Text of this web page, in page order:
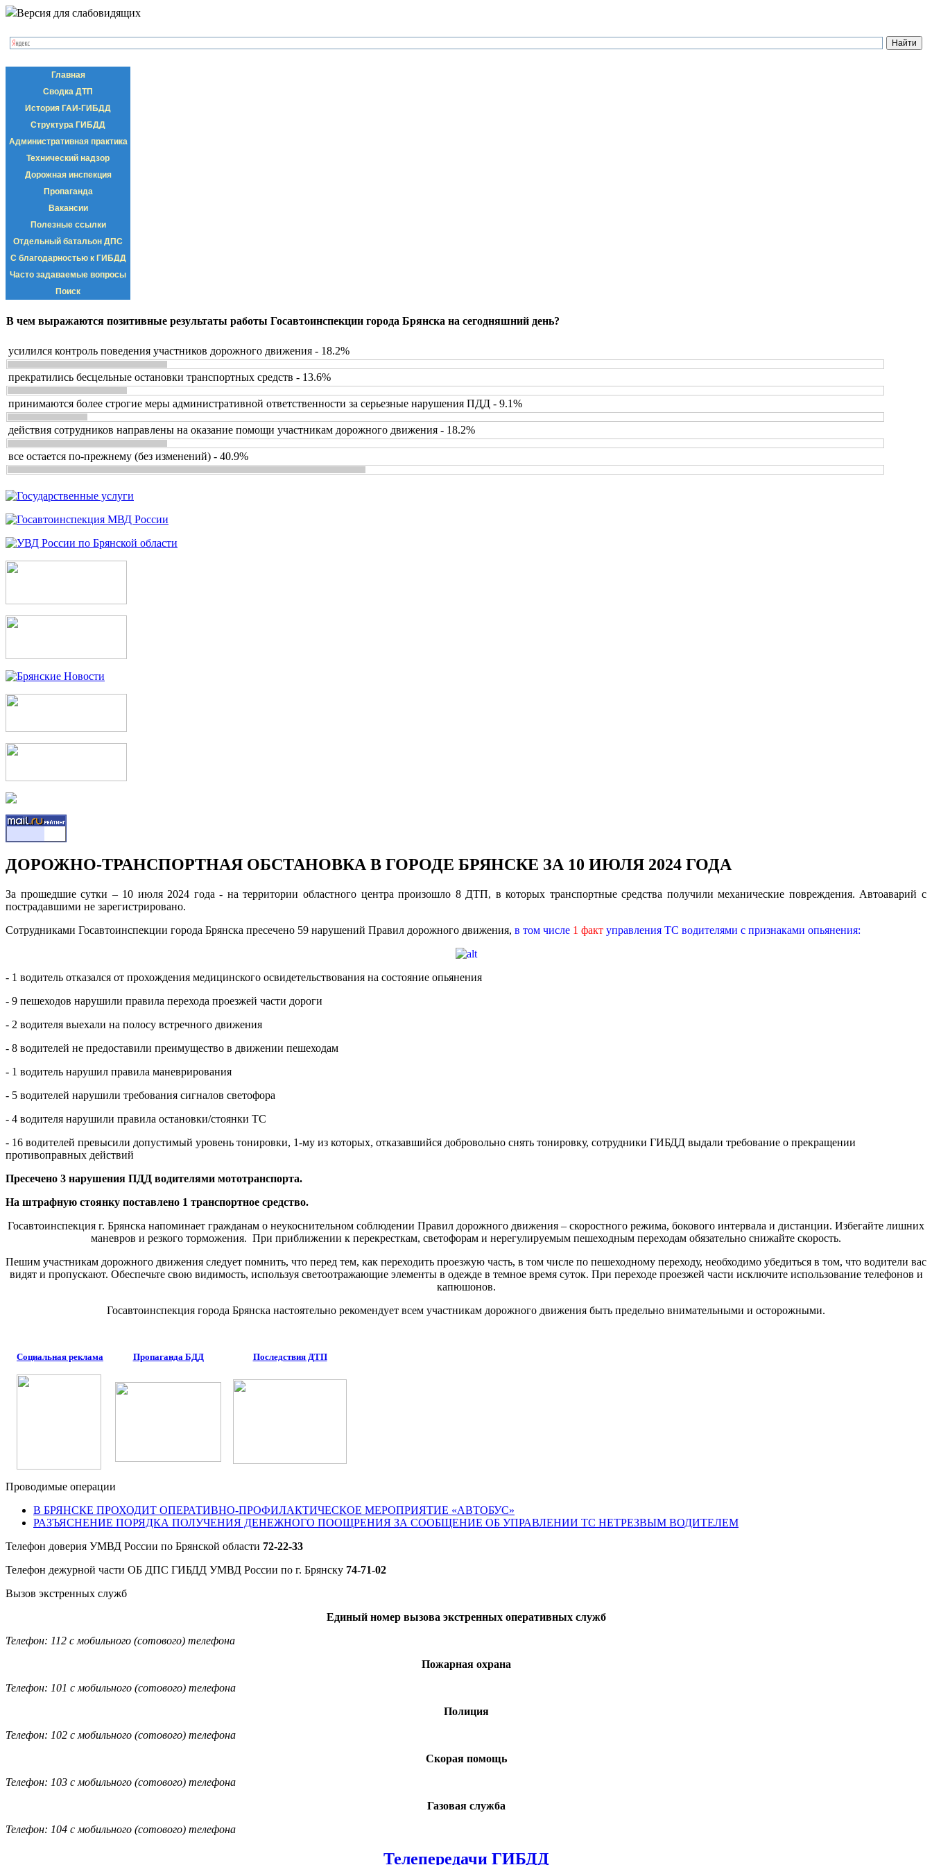
Версия для слабовидящих
Главная
Сводка ДТП
История ГАИ-ГИБДД
Структура ГИБДД
Административная практика
Технический надзор
Дорожная инспекция
Пропаганда
Вакансии
Полезные ссылки
Отдельный батальон ДПС
С благодарностью к ГИБДД
Часто задаваемые вопросы
Поиск
В чем выражаются позитивные результаты работы Госавтоинспекции города Брянска на сегодняшний день?
усилился контроль поведения участников дорожного движения - 18.2%
прекратились бесцельные остановки транспортных средств - 13.6%
принимаются более строгие меры административной ответственности за серьезные нарушения ПДД - 9.1%
действия сотрудников направлены на оказание помощи участникам дорожного движения - 18.2%
все остается по-прежнему (без изменений) - 40.9%
ДОРОЖНО-ТРАНСПОРТНАЯ ОБСТАНОВКА В ГОРОДЕ БРЯНСКЕ ЗА 10 ИЮЛЯ 2024 ГОДА
За прошедшие сутки – 10 июля 2024 года - на территории областного центра произошло 8 ДТП, в которых транспортные средства получили механические повреждения. Автоаварий с
пострадавшими не зарегистрировано.
Сотрудниками Госавтоинспекции города Брянска пресечено 59 нарушений Правил дорожного движения, в том числе 1 факт управления ТС водителями с признаками опьянения:
- 1 водитель отказался от прохождения медицинского освидетельствования на состояние опьянения
- 9 пешеходов нарушили правила перехода проезжей части дороги
- 2 водителя выехали на полосу встречного движения
- 8 водителей не предоставили преимущество в движении пешеходам
- 1 водитель нарушил правила маневрирования
- 5 водителей нарушили требования сигналов светофора
- 4 водителя нарушили правила остановки/стоянки ТС
- 16 водителей превысили допустимый уровень тонировки, 1-му из которых, отказавшийся добровольно снять тонировку, сотрудники ГИБДД выдали требование о прекращении
противоправных действий
Пресечено 3 нарушения ПДД водителями мототранспорта.
На штрафную стоянку поставлено 1 транспортное средство.
Госавтоинспекция г. Брянска напоминает гражданам о неукоснительном соблюдении Правил дорожного движения – скоростного режима, бокового интервала и дистанции. Избегайте лишних
маневров и резкого торможения. При приближении к перекресткам, светофорам и нерегулируемым пешеходным переходам обязательно снижайте скорость.
Пешим участникам дорожного движения следует помнить, что перед тем, как переходить проезжую часть, в том числе по пешеходному переходу, необходимо убедиться в том, что водители вас
видят и пропускают. Обеспечьте свою видимость, используя светоотражающие элементы в одежде в темное время суток. При переходе проезжей части исключите использование телефонов и
капюшонов.
Госавтоинспекция города Брянска настоятельно рекомендует всем участникам дорожного движения быть предельно внимательными и осторожными.
Социальная реклама Пропаганда БДД Последствия ДТП
Проводимые операции
В БРЯНСКЕ ПРОХОДИТ ОПЕРАТИВНО-ПРОФИЛАКТИЧЕСКОЕ МЕРОПРИЯТИЕ «АВТОБУС»
РАЗЪЯСНЕНИЕ ПОРЯДКА ПОЛУЧЕНИЯ ДЕНЕЖНОГО ПООЩРЕНИЯ ЗА СООБЩЕНИЕ ОБ УПРАВЛЕНИИ ТС НЕТРЕЗВЫМ ВОДИТЕЛЕМ
Телефон доверия УМВД России по Брянской области 72-22-33
Телефон дежурной части ОБ ДПС ГИБДД УМВД России по г. Брянску 74-71-02
Вызов экстренных служб
Единый номер вызова экстренных оперативных служб
Телефон: 112 с мобильного (сотового) телефона
Пожарная охрана
Телефон: 101 с мобильного (сотового) телефона
Полиция
Телефон: 102 с мобильного (сотового) телефона
Скорая помощь
Телефон: 103 с мобильного (сотового) телефона
Газовая служба
Телефон: 104 с мобильного (сотового) телефона
Телепередачи ГИБДД